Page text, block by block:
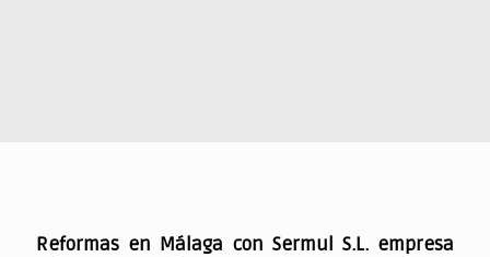
Reformas en Málaga con Sermul S.L. empresa